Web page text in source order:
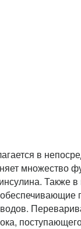
в
множество
Также